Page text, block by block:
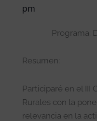
pm
Programa:
Resumen:
Participaré en el III
Rurales con la
relevancia en la